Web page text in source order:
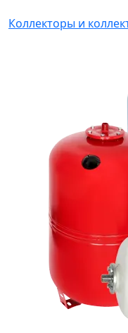
Коллекторы и